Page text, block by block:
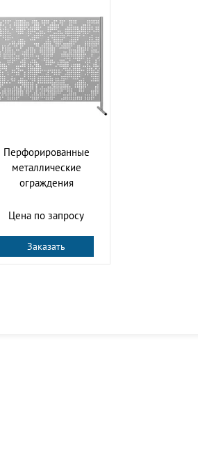
Перфорированные
металлические
ограждения
Цена по запросу
Заказать